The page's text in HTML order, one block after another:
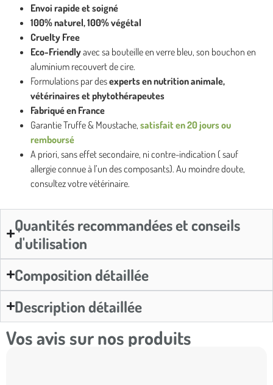
Envoi rapide et soigné
100% naturel, 100% végétal
Cruelty Free
Eco-Friendlyavec sa bouteille en verre bleu, son bouchon en
aluminium recouvert de cire.
Formulations par desexperts en nutrition animale,
vétérinaires et phytothérapeutes
Fabriqué en France
Garantie Truffe & Moustache, satisfait en 20 jours ou
remboursé
A priori, sans effet secondaire, ni contre-indication ( sauf
allergie connue à l’un des composants). Au moindre doute,
consultez votre vétérinaire.
Quantités recommandées et conseils
d'utilisation
Composition détaillée
Description détaillée
Vos avis sur nos produits